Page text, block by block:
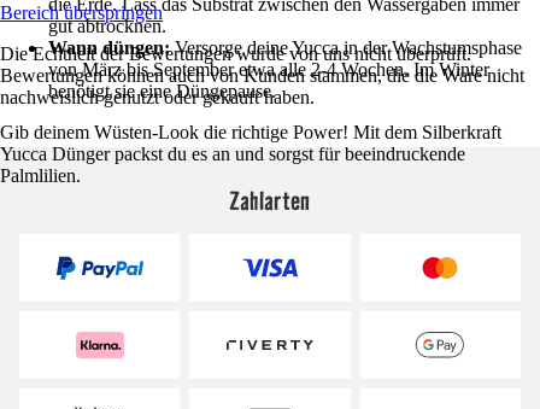
die Erde. Lass das Substrat zwischen den Wassergaben immer
gut abtrocknen.
Wann düngen:Versorge deine Yucca in der Wachstumsphase
von März bis September etwa alle 2-4 Wochen. Im Winter
benötigt sie eine Düngepause.
Gib deinem Wüsten-Look die richtige Power! Mit dem Silberkraft
Yucca Dünger packst du es an und sorgst für beeindruckende
Palmlilien.
Bereich überspringen
Die Echtheit der Bewertungen wurde von uns nicht überprüft.
Bewertungen können auch von Kunden stammen, die die Ware nicht
nachweislich genutzt oder gekauft haben.
Zahlarten